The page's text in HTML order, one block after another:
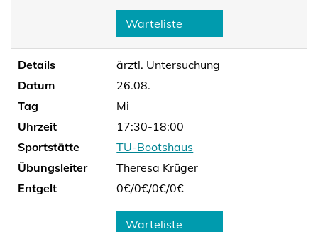
Warteliste
Details
ärztl. Untersuchung
Datum
26.08.
Tag
Mi
Uhrzeit
17:30-18:00
Sportstätte
TU-Bootshaus
Übungsleiter
Theresa Krüger
Entgelt
0€/0€/0€/0€
Warteliste